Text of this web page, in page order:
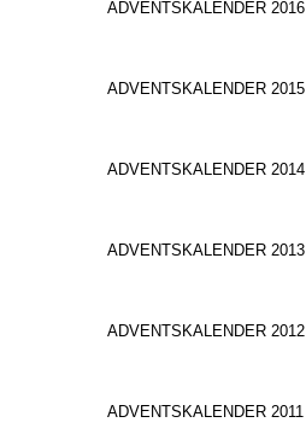
ADVENTSKALENDER 2016
ADVENTSKALENDER 2015
ADVENTSKALENDER 2014
ADVENTSKALENDER 2013
ADVENTSKALENDER 2012
ADVENTSKALENDER 2011